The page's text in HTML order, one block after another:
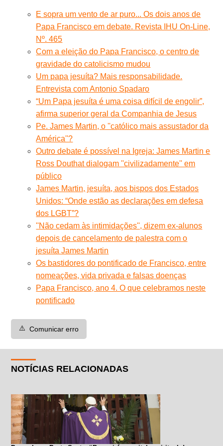
E sopra um vento de ar puro... Os dois anos de
Papa Francisco em debate. Revista IHU On-Line,
Nº. 465
Com a eleição do Papa Francisco, o centro de
gravidade do catolicismo mudou
Um papa jesuíta? Mais responsabilidade.
Entrevista com Antonio Spadaro
“Um Papa jesuíta é uma coisa difícil de engolir”,
afirma superior geral da Companhia de Jesus
Pe. James Martin, o ''católico mais assustador da
América''?
Outro debate é possível na Igreja: James Martin e
Ross Douthat dialogam ''civilizadamente'' em
público
James Martin, jesuíta, aos bispos dos Estados
Unidos: “Onde estão as declarações em defesa
dos LGBT”?
''Não cedam às intimidações'', dizem ex-alunos
depois de cancelamento de palestra com o
jesuíta James Martin
Os bastidores do pontificado de Francisco, entre
nomeações, vida privada e falsas doenças
Papa Francisco, ano 4. O que celebramos neste
pontificado
⚠️ Comunicar erro
NOTÍCIAS RELACIONADAS